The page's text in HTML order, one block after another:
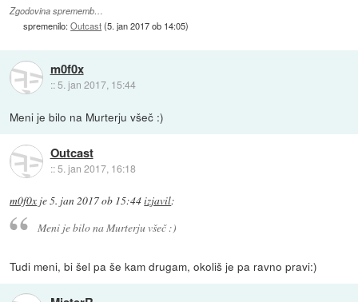
Zgodovina sprememb…
spremenilo:Outcast(5. jan 2017 ob 14:05)
m0f0x
:: 5. jan 2017, 15:44
Meni je bilo na Murterju všeč :)
Outcast
::5. jan 2017, 16:18
m0f0x je5. jan 2017 ob 15:44izjavil:
Meni je bilo na Murterju všeč :)
Tudi meni, bi šel pa še kam drugam, okoliš je pa ravno pravi:)